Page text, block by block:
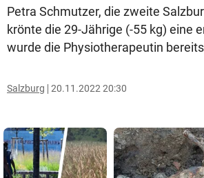
Petra Schmutzer, die zweite
krönte die 29-Jährige (-55 kg) eine
wurde die Physiotherapeutin
Salzburg 20.11.2022 20:30